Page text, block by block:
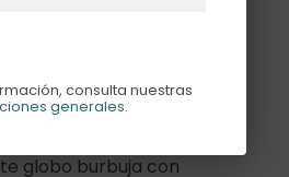
globo burbuja con
consulta nuestras
generales.